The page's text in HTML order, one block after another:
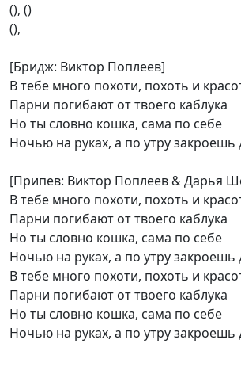
(), ()
(),
[Бридж: Виктор Поплеев]
В тебе много похоти, похоть и
Парни погибают от твоего каблука
Но ты словно кошка, сама по себе
Ночью на руках, а по утру закроешь
[Припев: Виктор Поплеев & Дарья
В тебе много похоти, похоть и
Парни погибают от твоего каблука
Но ты словно кошка, сама по себе
Ночью на руках, а по утру закроешь
В тебе много похоти, похоть и
Парни погибают от твоего каблука
Но ты словно кошка, сама по себе
Ночью на руках, а по утру закроешь